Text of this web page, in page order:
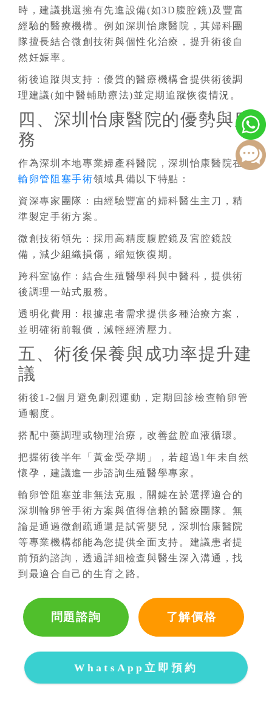
時，建議挑選擁有先進設備(如3D腹腔鏡)及豐富
經驗的醫療機構。例如深圳怡康醫院，其婦科團
隊擅長結合微創技術與個性化治療，提升術後自
然妊娠率。
術後追蹤與支持 ：優質的醫療機構會提供術後調
理建議(如中醫輔助療法)並定期追蹤恢復情況。
四、深圳怡康醫院的優勢與服
務
作為深圳本地專業婦產科醫院，深圳怡康醫院在
輸卵管阻塞手術領域具備以下特點：
資深專家團隊：由經驗豐富的婦科醫生主刀，精
準製定手術方案。
微創技術領先：採用高精度腹腔鏡及宮腔鏡設
備，減少組織損傷，縮短恢復期。
跨科室協作：結合生殖醫學科與中醫科，提供術
後調理一站式服務。
透明化費用：根據患者需求提供多種治療方案，
並明確術前報價，減輕經濟壓力。
五、術後保養與成功率提升建
議
術後1-2個月避免劇烈運動，定期回診檢查輸卵管
通暢度。
搭配中藥調理或物理治療，改善盆腔血液循環。
把握術後半年「黃金受孕期」，若超過1年未自然
懷孕，建議進一步諮詢生殖醫學專家。
輸卵管阻塞並非無法克服，關鍵在於選擇適合的
深圳輸卵管手術方案與值得信賴的醫療團隊。無
論是通過微創疏通還是試管嬰兒，深圳怡康醫院
等專業機構都能為您提供全面支持。建議患者提
前預約諮詢，透過詳細檢查與醫生深入溝通，找
到最適合自己的生育之路。
問題諮詢 了解價格
WhatsApp立即預約